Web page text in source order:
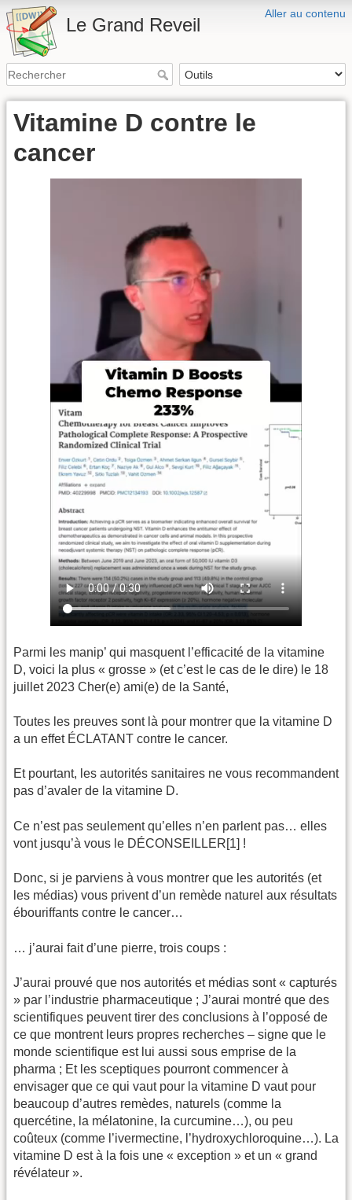
Aller au contenu
Le Grand Reveil
Vitamine D contre le
cancer
Parmi les manip’ qui masquent l’efficacité de la vitamine
D, voici la plus « grosse » (et c’est le cas de le dire) le 18
juillet 2023 Cher(e) ami(e) de la Santé,
Toutes les preuves sont là pour montrer que la vitamine D
a un effet ÉCLATANT contre le cancer.
Et pourtant, les autorités sanitaires ne vous recommandent
pas d’avaler de la vitamine D.
Ce n’est pas seulement qu’elles n’en parlent pas… elles
vont jusqu’à vous le DÉCONSEILLER[1] !
Donc, si je parviens à vous montrer que les autorités (et
les médias) vous privent d’un remède naturel aux résultats
ébouriffants contre le cancer…
… j’aurai fait d’une pierre, trois coups :
J’aurai prouvé que nos autorités et médias sont « capturés
» par l’industrie pharmaceutique ; J’aurai montré que des
scientifiques peuvent tirer des conclusions à l’opposé de
ce que montrent leurs propres recherches – signe que le
monde scientifique est lui aussi sous emprise de la
pharma ; Et les sceptiques pourront commencer à
envisager que ce qui vaut pour la vitamine D vaut pour
beaucoup d’autres remèdes, naturels (comme la
quercétine, la mélatonine, la curcumine…), ou peu
coûteux (comme l’ivermectine, l’hydroxychloroquine…). La
vitamine D est à la fois une « exception » et un « grand
révélateur ».